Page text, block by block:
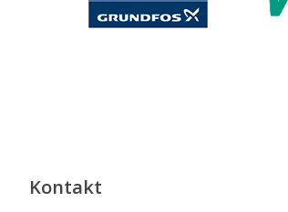
Kontakt